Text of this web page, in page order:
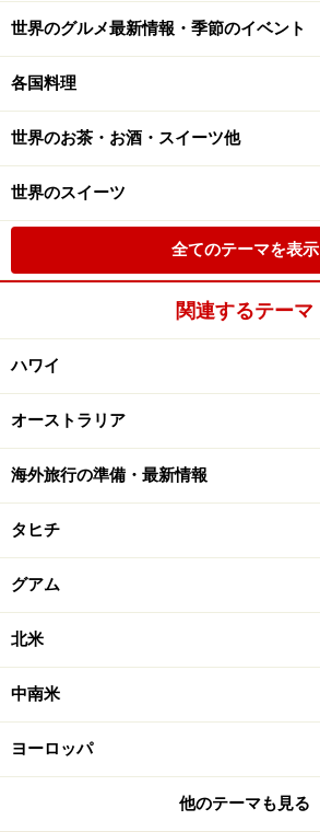
世界のグルメ最新情報・季節のイベント
各国料理
世界のお茶・お酒・スイーツ他
世界のスイーツ
全てのテーマを表示
関連するテーマ
ハワイ
オーストラリア
海外旅行の準備・最新情報
タヒチ
グアム
北米
中南米
ヨーロッパ
他のテーマも見る